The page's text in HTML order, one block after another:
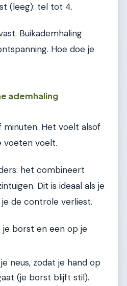
(leeg): tel tot 4.
Buikademhaling
Hoe doe je
ademhaling
minuten. Het voelt alsof
voeten voelt.
het combineert
Dit is ideaal als je
de controle verliest.
je borst en een op je
neus, zodat je hand op
(je borst blijft stil).